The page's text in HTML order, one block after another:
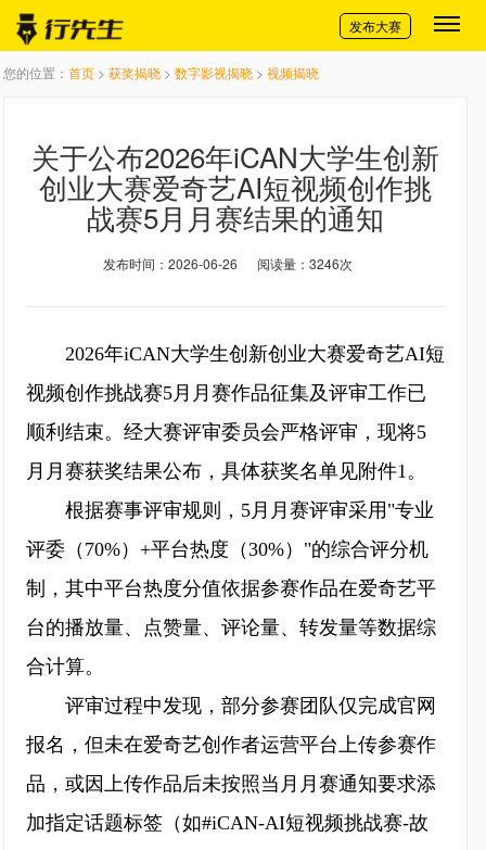
切换导航
发布大赛
您的位置： 首页 > 获奖揭晓 > 数字影视揭晓 > 视频揭晓
关于公布2026年iCAN大学生创新
创业大赛爱奇艺AI短视频创作挑
战赛5月月赛结果的通知
发布时间：2026-06-26 阅读量：3246次
2026年iCAN大学生创新创业大赛爱奇艺AI短
视频创作挑战赛5月月赛作品征集及评审工作已
顺利结束。经大赛评审委员会严格评审，现将5
月月赛获奖结果公布，具体获奖名单见附件1。
根据赛事评审规则，5月月赛评审采用"专业
评委（70%）+平台热度（30%）"的综合评分机
制，其中平台热度分值依据参赛作品在爱奇艺平
台的播放量、点赞量、评论量、转发量等数据综
合计算。
评审过程中发现，部分参赛团队仅完成官网
报名，但未在爱奇艺创作者运营平台上传参赛作
品，或因上传作品后未按照当月月赛通知要求添
加指定话题标签（如#iCAN-AI短视频挑战赛-故